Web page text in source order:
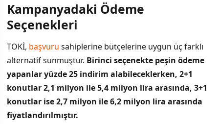
İÇINDEKILER
Bakan Kurum'un Açıklamaları ve Deprem Bölgesi Vurgusu
Kampanyadaki Ödeme
Seçenekleri
TOKİ, başvuru sahiplerine bütçelerine uygun üç farklı
alternatif sunmuştur. Birinci seçenekte peşin ödeme
yapanlar yüzde 25 indirim alabileceklerken, 2+1
konutlar 2,1 milyon ile 5,4 milyon lira arasında, 3+1
konutlar ise 2,7 milyon ile 6,2 milyon lira arasında
fiyatlandırılmıştır.